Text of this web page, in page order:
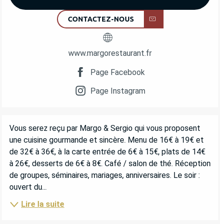
CONTACTEZ-NOUS
www.margorestaurant.fr
Page Facebook
Page Instagram
DESCRIPTION
Vous serez reçu par Margo & Sergio qui vous proposent
une cuisine gourmande et sincère. Menu de 16€ à 19€ et
de 32€ à 36€, à la carte entrée de 6€ à 15€, plats de 14€
à 26€, desserts de 6€ à 8€. Café / salon de thé. Réception
de groupes, séminaires, mariages, anniversaires. Le soir :
ouvert du...
Lire la suite